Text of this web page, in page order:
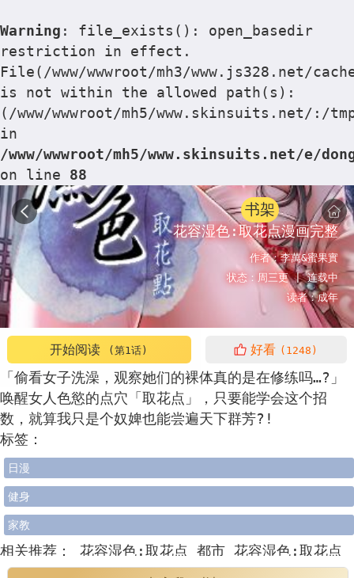
Warning : file_exists(): open_basedir
restriction in effect.
File(/www/wwwroot/mh3/www.js328.net/
is not within the allowed path(s):
(/www/wwwroot/mh5/www.skinsuits.net/:/
in
/www/wwwroot/mh5/www.skinsuits.net/e/
on line 88
书架
花容湿色:取花点漫画完整
作者：李萬&蜜果實
状态： 周三更 |连载中
读者：成年
开始阅读 (第1话) 好看 (1248)
「偷看女子洗澡，观察她们的裸体真的是在修练吗…?」
唤醒女人色慾的点穴「取花点」，只要能学会这个招
数，就算我只是个奴婢也能尝遍天下群芳?!
标签：
日漫
健身
家教
相关推荐： 花容湿色:取花点 都市 花容湿色:取花点